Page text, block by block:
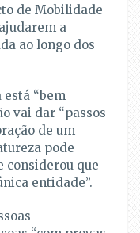
de Mobilidade
a
ao longo dos
está “bem
vai dar “passos
de um
pode
considerou que
entidade”.